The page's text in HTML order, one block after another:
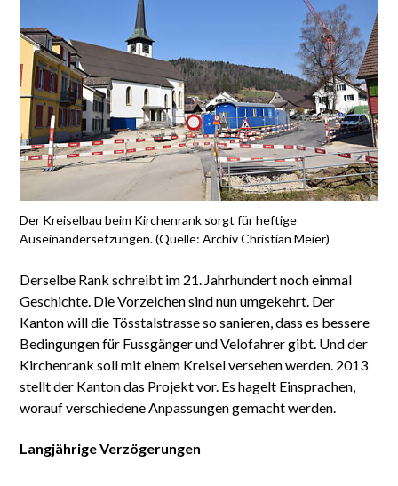
Der Kreiselbau beim Kirchenrank sorgt für heftige
Auseinandersetzungen. (Quelle: Archiv Christian Meier)
Derselbe Rank schreibt im 21. Jahrhundert noch einmal
Geschichte. Die Vorzeichen sind nun umgekehrt. Der
Kanton will die Tösstalstrasse so sanieren, dass es bessere
Bedingungen für Fussgänger und Velofahrer gibt. Und der
Kirchenrank soll mit einem Kreisel versehen werden. 2013
stellt der Kanton das Projekt vor. Es hagelt Einsprachen,
worauf verschiedene Anpassungen gemacht werden.
Langjährige Verzögerungen